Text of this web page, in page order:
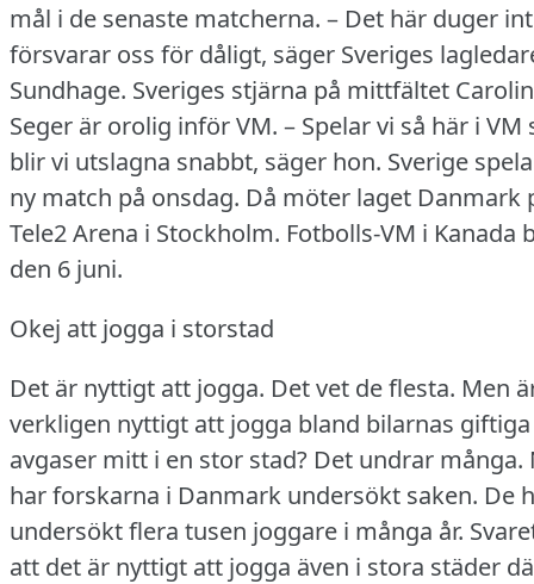
mål i de senaste matcherna. – Det här duger
försvarar oss för dåligt, säger Sveriges
Sundhage. Sveriges stjärna på mittfältet
Seger är orolig inför VM. – Spelar vi så här i VM
blir vi utslagna snabbt, säger hon. Sverige
ny match på onsdag. Då möter laget Danmark
Tele2 Arena i Stockholm. Fotbolls-VM i Kanada
den 6 juni.
Okej att jogga i storstad
Det är nyttigt att jogga. Det vet de flesta. Men
verkligen nyttigt att jogga bland bilarnas giftiga
avgaser mitt i en stor stad? Det undrar många.
har forskarna i Danmark undersökt saken. De
undersökt flera tusen joggare i många år.
att det är nyttigt att jogga även i stora städer